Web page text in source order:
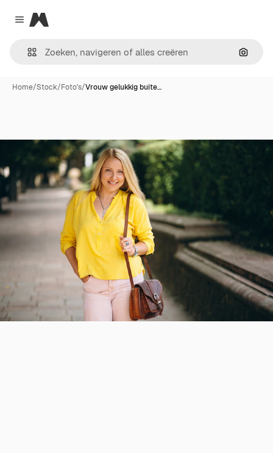
Close menu
Magnific
Home/Stock/Foto's/Vrouw gelukkig buite…